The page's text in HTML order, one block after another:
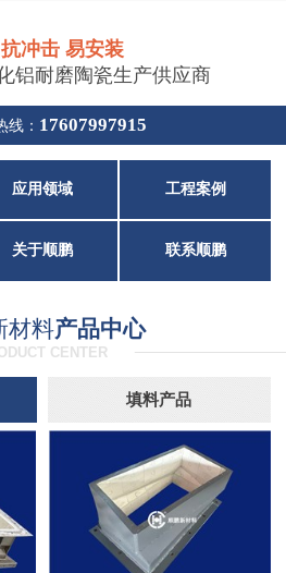
冲击 易安装
铝耐磨陶瓷生产供应商
线： 17607997915
应用领域 工程案例
关于顺鹏 联系顺鹏
材料产品中心
CENTER
填料产品